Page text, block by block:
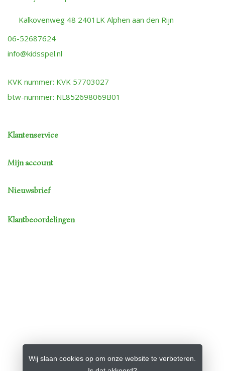
Kalkovenweg 48 2401LK Alphen aan den Rijn
06-52687624
info@kidsspel.nl
KVK nummer: KVK 57703027
btw-nummer: NL852698069B01
Klantenservice
Mijn account
Nieuwsbrief
Klantbeoordelingen
Wij slaan cookies op om onze website te verbeteren.